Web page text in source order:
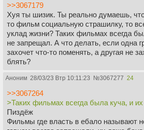
>>3067179
Хуя ты шизик. Ты реально думаешь,
то фильм социальную страшилку, то
уклад жизни? Таких фильмах всегда
не запрещал. А что делать, если одна
захочет что-то поменять, а другая не
блять?
Аноним 28/03/23 Втр 10:11:23 №3067277 24
>>3067264
>Таких фильмах всегда была куча, и
Пиздёж
Фильмы где власть в ебало называют